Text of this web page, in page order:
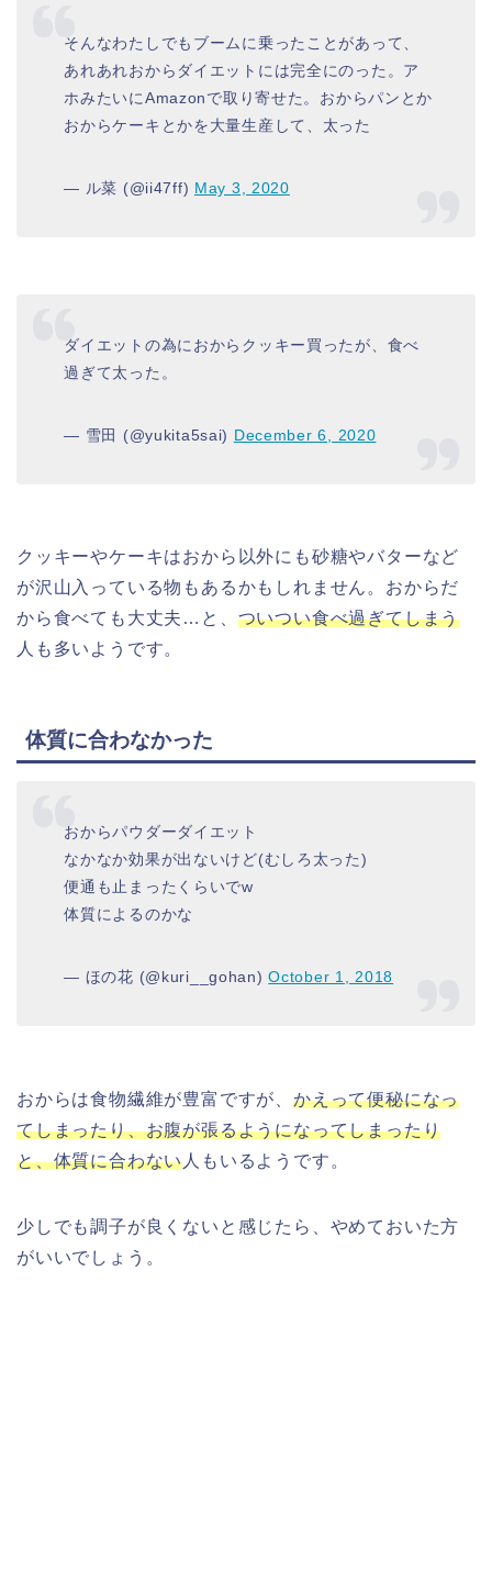
そんなわたしでもブームに乗ったことがあって、
あれあれおからダイエットには完全にのった。ア
ホみたいにAmazonで取り寄せた。おからパンとか
おからケーキとかを大量生産して、太った
— ル菜 (@ii47ff) May 3, 2020
ダイエットの為におからクッキー買ったが、食べ
過ぎて太った。
— 雪田 (@yukita5sai) December 6, 2020
クッキーやケーキはおから以外にも砂糖やバターなど
が沢山入っている物もあるかもしれません。おからだ
から食べても大丈夫…と、 ついつい食べ過ぎてしまう
人も多いようです。
体質に合わなかった
おからパウダーダイエット
なかなか効果が出ないけど(むしろ太った)
便通も止まったくらいでw
体質によるのかな
— ほの花 (@kuri__gohan)October 1, 2018
おからは食物繊維が豊富ですが、 かえって便秘になっ
てしまったり、お腹が張るようになってしまったり
と、体質に合わない 人もいるようです。
少しでも調子が良くないと感じたら、やめておいた方
がいいでしょう。